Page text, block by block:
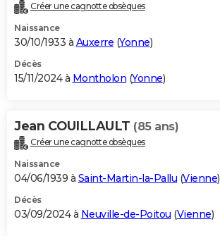
Créer une cagnotte obsèques
Naissance
30/10/1933 à Auxerre (Yonne)
Décès
15/11/2024 à Montholon (Yonne)
Jean COUILLAULT (85 ans)
Créer une cagnotte obsèques
Naissance
04/06/1939 à Saint-Martin-la-Pallu (Vienne)
Décès
03/09/2024 à Neuville-de-Poitou (Vienne)